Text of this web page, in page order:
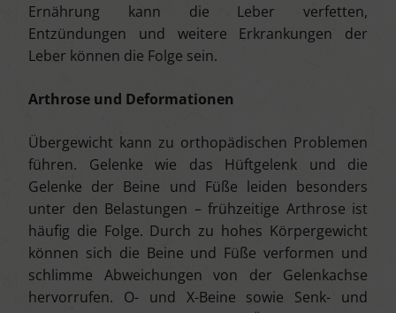
Ernährung kann die Leber verfetten,
Entzündungen und weitere Erkrankungen der
Leber können die Folge sein.
Arthrose und Deformationen
Übergewicht kann zu orthopädischen Problemen
führen. Gelenke wie das Hüftgelenk und die
Gelenke der Beine und Füße leiden besonders
unter den Belastungen – frühzeitige Arthrose ist
häufig die Folge. Durch zu hohes Körpergewicht
können sich die Beine und Füße verformen und
schlimme Abweichungen von der Gelenkachse
hervorrufen. O- und X-Beine sowie Senk- und